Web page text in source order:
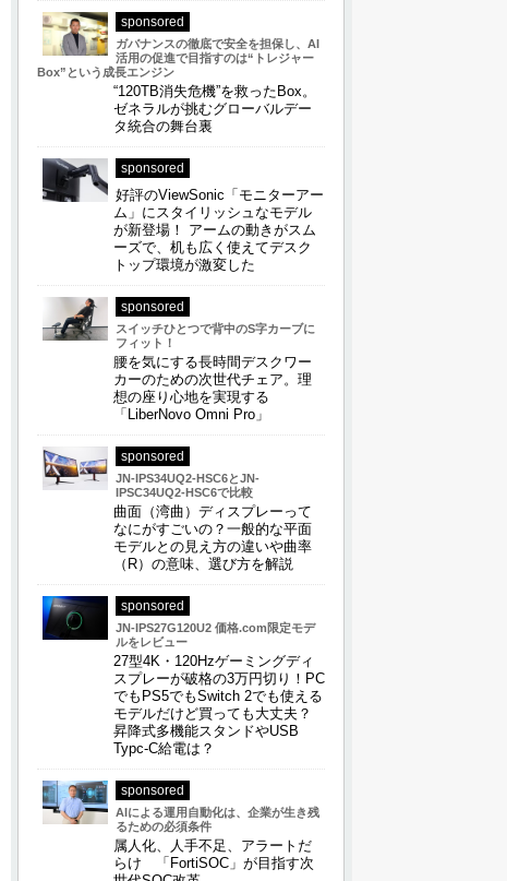
sponsored
ガバナンスの徹底で安全を担保し、AI
活用の促進で目指すのは“トレジャー
Box”という成長エンジン
“120TB消失危機”を救ったBox。
ゼネラルが挑むグローバルデー
タ統合の舞台裏
sponsored
好評のViewSonic「モニターアー
ム」にスタイリッシュなモデル
が新登場！ アームの動きがスム
ーズで、机も広く使えてデスク
トップ環境が激変した
sponsored
スイッチひとつで背中のS字カーブに
フィット！
腰を気にする長時間デスクワー
カーのための次世代チェア。理
想の座り心地を実現する
「LiberNovo Omni Pro」
sponsored
JN-IPS34UQ2-HSC6とJN-
IPSC34UQ2-HSC6で比較
曲面（湾曲）ディスプレーって
なにがすごいの？一般的な平面
モデルとの見え方の違いや曲率
（R）の意味、選び方を解説
sponsored
JN-IPS27G120U2 価格.com限定モデ
ルをレビュー
27型4K・120Hzゲーミングディ
スプレーが破格の3万円切り！PC
でもPS5でもSwitch 2でも使える
モデルだけど買っても大丈夫？
昇降式多機能スタンドやUSB
Typc-C給電は？
sponsored
AIによる運用自動化は、企業が生き残
るための必須条件
属人化、人手不足、アラートだ
らけ 「FortiSOC」が目指す次